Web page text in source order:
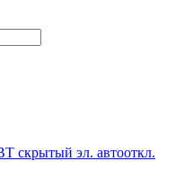
скрытый эл. автооткл.